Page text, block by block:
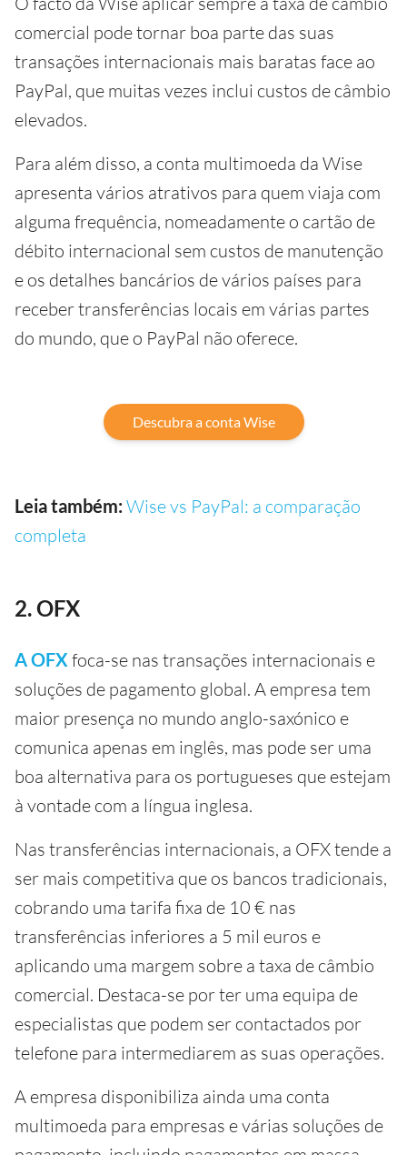
comercial pode tornar boa parte das suas
transações internacionais mais baratas face ao
PayPal, que muitas vezes inclui custos de câmbio
elevados.
Para além disso, a conta multimoeda da Wise
apresenta vários atrativos para quem viaja com
alguma frequência, nomeadamente o cartão de
débito internacional sem custos de manutenção
e os detalhes bancários de vários países para
receber transferências locais em várias partes
do mundo, que o PayPal não oferece.
Descubra a conta Wise
Leia também: Wise vs PayPal: a comparação
completa
2. OFX
A OFX foca-se nas transações internacionais e
soluções de pagamento global. A empresa tem
maior presença no mundo anglo-saxónico e
comunica apenas em inglês, mas pode ser uma
boa alternativa para os portugueses que estejam
à vontade com a língua inglesa.
Nas transferências internacionais, a OFX tende a
ser mais competitiva que os bancos tradicionais,
cobrando uma tarifa fixa de 10 € nas
transferências inferiores a 5 mil euros e
aplicando uma margem sobre a taxa de câmbio
comercial. Destaca-se por ter uma equipa de
especialistas que podem ser contactados por
telefone para intermediarem as suas operações.
A empresa disponibiliza ainda uma conta
multimoeda para empresas e várias soluções de